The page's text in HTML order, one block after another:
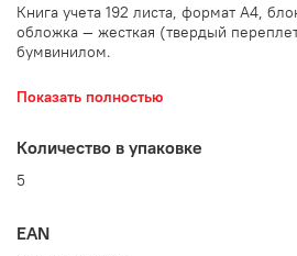
Книга учета 192 листа, формат А4,
обложка — жесткая (твердый
бумвинилом.
Количество в упаковке: 5 шт.
Показать полностью
Количество в упаковке
5
EAN